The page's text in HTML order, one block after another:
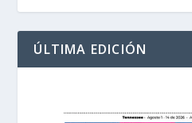
ÚLTIMA EDICIÓN